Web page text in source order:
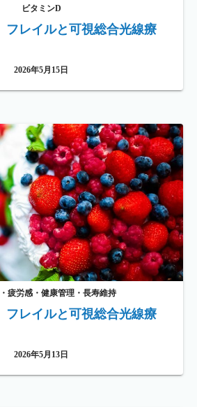
ビタミンD
フレイルと可視総合光線療
2026年5月15日
疲労感・健康管理・長寿維持
フレイルと可視総合光線療
2026年5月13日